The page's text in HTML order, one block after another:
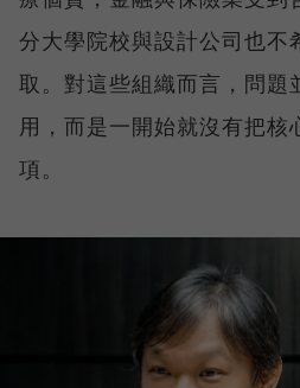
分大學院校與設計公司也不
取。對這些組織而言，問題
用，而是一開始就沒有把核
項。